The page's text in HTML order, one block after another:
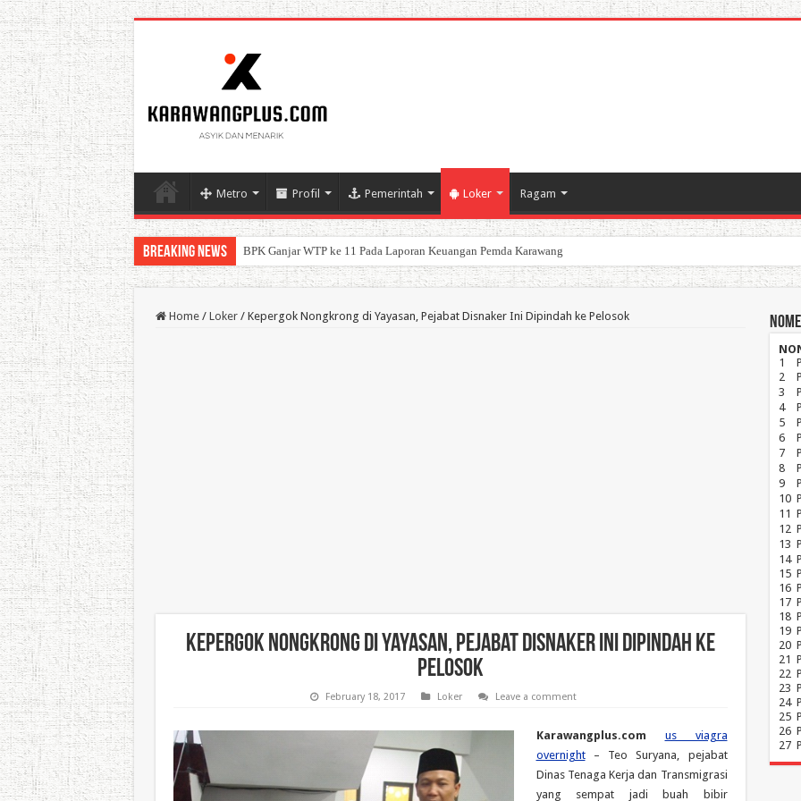
Metro Profil Pemerintah Loker Ragam
Breaking News BPK Ganjar WTP ke 11 Pada Laporan Keuangan Pemda Karawang
Home / Loker / Kepergok Nongkrong di Yayasan, Pejabat Disnaker Ini Dipindah ke Pelosok
Kepergok Nongkrong di Yayasan, Pejabat Disnaker Ini Dipindah ke
Pelosok
February 18, 2017 Loker Leave a comment
Karawangplus.com
us viagra
overnight– Teo Suryana, pejabat
Dinas Tenaga Kerja dan Transmigrasi
yang sempat jadi buah bibir
NO
1
2
3
4
5
6
7
8
9
10
11
12
13
14
15
16
17
18
19
20
21
22
23
24
25
26
27